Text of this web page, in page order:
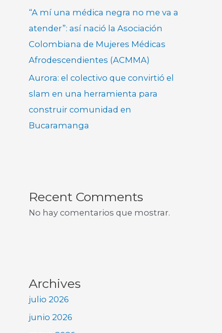
“A mí una médica negra no me va a
atender”: así nació la Asociación
Colombiana de Mujeres Médicas
Afrodescendientes (ACMMA)
Aurora: el colectivo que convirtió el
slam en una herramienta para
construir comunidad en
Bucaramanga
Recent Comments
No hay comentarios que mostrar.
Archives
julio 2026
junio 2026